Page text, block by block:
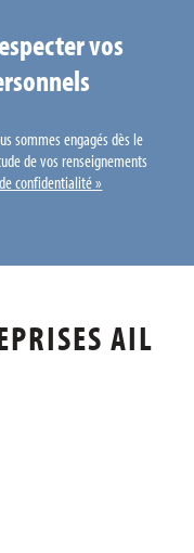
vos
sommes engagés dès le
de vos renseignements
confidentialité »
AIL